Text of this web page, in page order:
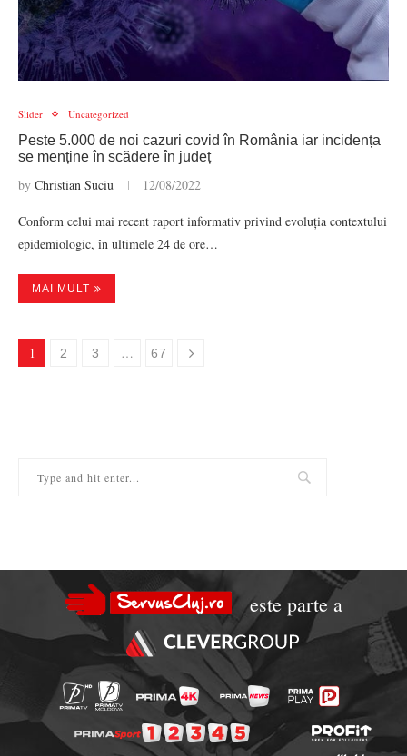
Slider Uncategorized
Peste 5.000 de noi cazuri covid în România iar incidența
se menține în scădere în județ
by Christian Suciu 12/08/2022
Conform celui mai recent raport informativ privind evoluția contextului
epidemiologic, în ultimele 24 de ore…
MAI MULT
1 2 3 … 67
este parte a